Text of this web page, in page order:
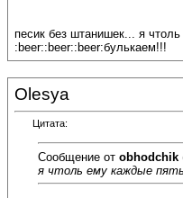
песик без штанишек... я
:beer::beer::beer:булькаем!!!
Olesya
Цитата:
Сообщение от obhodchik
я чтоль ему каждые